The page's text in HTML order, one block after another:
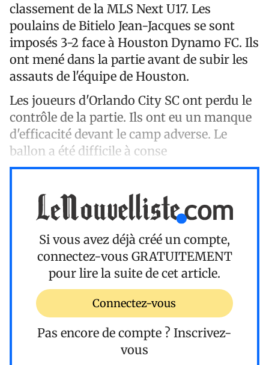
classement de la MLS Next U17. Les
poulains de Bitielo Jean-Jacques se sont
imposés 3-2 face à Houston Dynamo FC. Ils
ont mené dans la partie avant de subir les
assauts de l'équipe de Houston.
Les joueurs d'Orlando City SC ont perdu le
contrôle de la partie. Ils ont eu un manque
d'efficacité devant le camp adverse. Le
ballon a été difficile à conse
Si vous avez déjà créé un compte,
connectez-vous GRATUITEMENT
pour lire la suite de cet article.
Connectez-vous
Pas encore de compte ? Inscrivez-
vous